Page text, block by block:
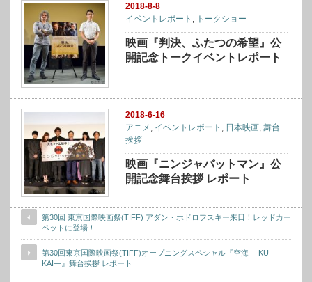
2018-8-8
イベントレポート , トークショー
映画『判決、ふたつの希望』公
開記念トークイベントレポート
2018-6-16
アニメ , イベントレポート , 日本映画,舞台
挨拶
映画『ニンジャバットマン』公
開記念舞台挨拶 レポート
第30回 東京国際映画祭(TIFF) アダン・ホドロフスキー来日！レッドカー
ペットに登場！
第30回東京国際映画祭(TIFF)オープニングスペシャル『空海 ―KU-
KAI―』舞台挨拶 レポート